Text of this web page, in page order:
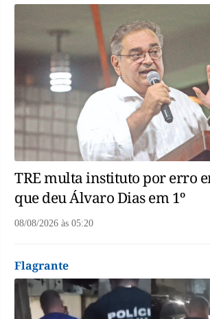
TRE multa instituto por erro
que deu Álvaro Dias em 1º
08/08/2026 às 05:20
Flagrante